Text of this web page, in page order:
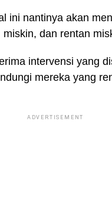
ini nantinya akan
dan rentan
intervensi yang
mereka yang
ADVERTISEMENT